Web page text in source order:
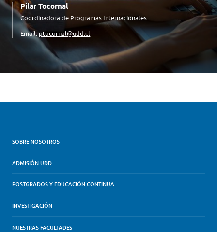
Pilar Tocornal
Coordinadora de Programas Internacionales
Email: ptocornal@udd.cl
SOBRE NOSOTROS
ADMISIÓN UDD
POSTGRADOS Y EDUCACIÓN CONTINUA
INVESTIGACIÓN
NUESTRAS FACULTADES